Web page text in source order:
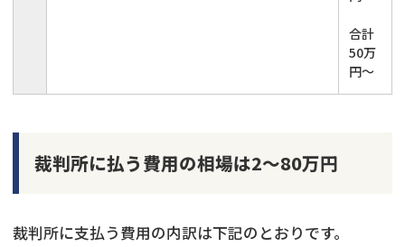
合計
50万
円～
裁判所に払う費用の相場は2～80万円
裁判所に支払う費用の内訳は下記のとおりです。